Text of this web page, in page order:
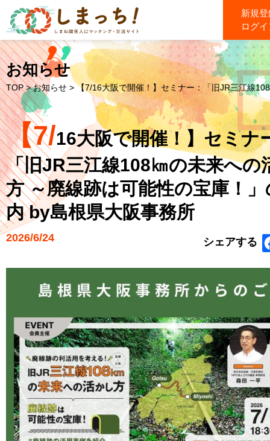
新規
ログ
お知らせ
TOP >お知らせ > 【7/16大阪で開催！】セミナー：「旧JR三江線
【7/16大阪で開催！】セミナ
「旧JR三江線108㎞の未来への
方 ～廃線跡は可能性の宝庫！
内 by島根県大阪事務所
2026/6/24 シェアする